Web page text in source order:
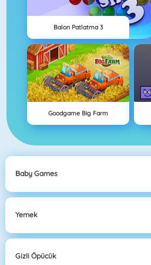
Balon Patlatma 3
Goodgame Big Farm
Baby Games
Yemek
Gizli Öpücük